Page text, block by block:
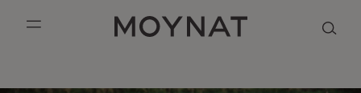
mobile_menu
MOYNAT PARIS